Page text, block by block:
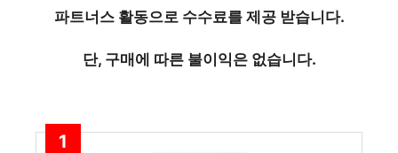
파트너스 활동으로 수수료를 제공 받습니다.
단, 구매에 따른 불이익은 없습니다.
1